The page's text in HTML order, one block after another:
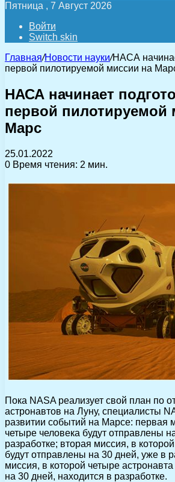
Пятница , 7 Август 2026
Войти
Switch skin
Главная/Новости науки/НАСА
первой пилотируемой миссии на
НАСА начинает
первой пилотируемой
Марс
25.01.2022
0 Время чтения: 2 мин.
Пока NASA реализует свой план по
астронавтов на Луну, специалисты
развитии событий на Марсе: первая
четыре человека будут отправлены
разработке; вторая миссия, в
будут отправлены на 30 дней, уже в
миссия, в которой четыре
на 30 дней, находится в разработке.